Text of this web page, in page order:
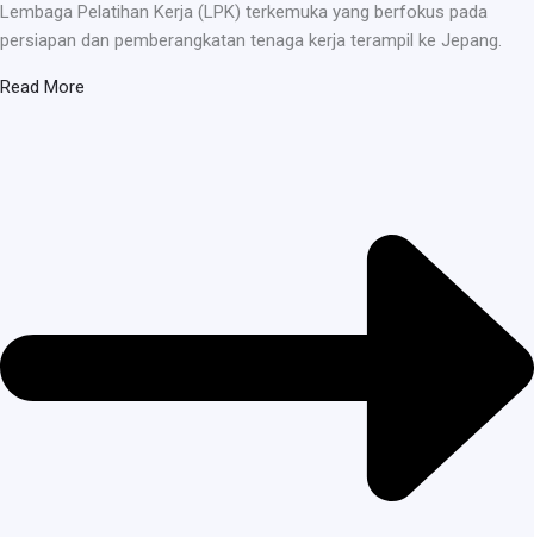
Lembaga Pelatihan Kerja (LPK) terkemuka yang berfokus pada
persiapan dan pemberangkatan tenaga kerja terampil ke Jepang.
Read More